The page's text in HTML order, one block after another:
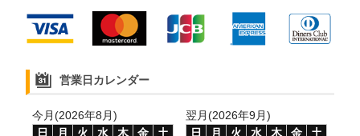
営業日カレンダー
今月(2026年8月)
日
月 火 水 木 金
土
翌月(2026年9月)
日
月 火 水 木 金
土